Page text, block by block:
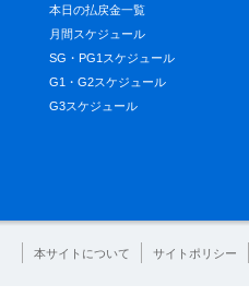
本日の払戻金一覧
月間スケジュール
SG・PG1スケジュール
G1・G2スケジュール
G3スケジュール
本サイトについて サイトポリシー